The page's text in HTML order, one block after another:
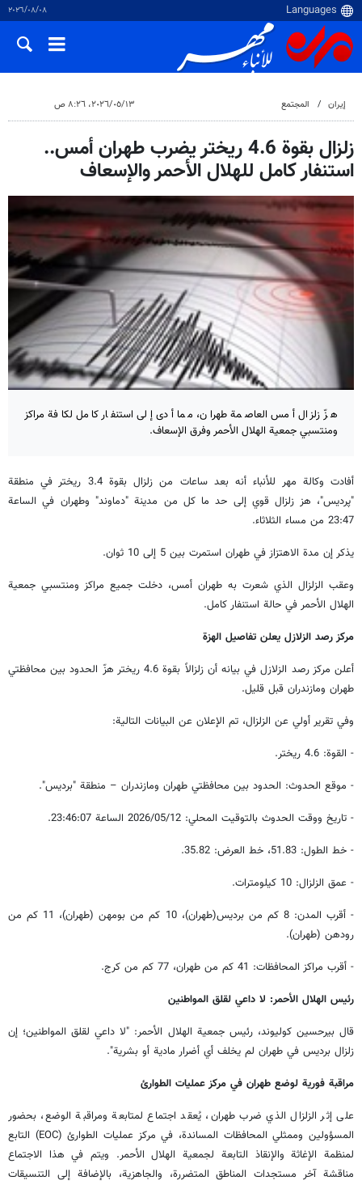
٠٨‏/٠٨‏/٢٠٢٦
إيران المجتمع ١٣‏/٠٥‏/٢٠٢٦، ٨:٢٦ ص
زلزال بقوة 4.6 ريختر يضرب طهران أمس..
استنفار كامل للهلال الأحمر والإسعاف
هزّ زلزال أمس العاصمة طهران، مما أدى إلى استنفار كامل لكافة مراكز
ومنتسبي جمعية الهلال الأحمر وفرق الإسعاف.
أفادت وكالة مهر للأنباء أنه بعد ساعات من زلزال بقوة 3.4 ريختر في منطقة
"پرديس"، هز زلزال قوي إلى حد ما كل من مدينة "دماوند" وطهران في الساعة
23:47 من مساء الثلاثاء.
يذكر إن مدة الاهتزاز في طهران استمرت بين 5 إلى 10 ثوان.
وعقب الزلزال الذي شعرت به طهران أمس، دخلت جميع مراكز ومنتسبي جمعية
الهلال الأحمر في حالة استنفار كامل.
مركز رصد الزلازل يعلن تفاصيل الهزة
أعلن مركز رصد الزلازل في بيانه أن زلزالاً بقوة 4.6 ريختر هزّ الحدود بين محافظتي
طهران ومازندران قبل قليل.
وفي تقرير أولي عن الزلزال، تم الإعلان عن البيانات التالية:
- القوة: 4.6 ريختر.
- موقع الحدوث: الحدود بين محافظتي طهران ومازندران – منطقة "برديس".
- تاريخ ووقت الحدوث بالتوقيت المحلي: 2026/05/12 الساعة 23:46:07.
- خط الطول: 51.83، خط العرض: 35.82.
- عمق الزلزال: 10 كيلومترات.
- أقرب المدن: 8 كم من برديس(طهران)، 10 كم من بومهن (طهران)، 11 كم من
رودهن (طهران).
- أقرب مراكز المحافظات: 41 كم من طهران، 77 كم من كرج.
رئيس الهلال الأحمر: لا داعي لقلق المواطنين
قال بيرحسين كوليوند، رئيس جمعية الهلال الأحمر: "لا داعي لقلق المواطنين؛ إن
زلزال برديس في طهران لم يخلف أي أضرار مادية أو بشرية".
مراقبة فورية لوضع طهران في مركز عمليات الطوارئ
على إثر الزلزال الذي ضرب طهران، يُعقد اجتماع لمتابعة ومراقبة الوضع، بحضور
المسؤولين وممثلي المحافظات المساندة، في مركز عمليات الطوارئ (EOC) التابع
لمنظمة الإغاثة والإنقاذ التابعة لجمعية الهلال الأحمر. ويتم في هذا الاجتماع
مناقشة آخر مستجدات المناطق المتضررة، والجاهزية، بالإضافة إلى التنسيقات